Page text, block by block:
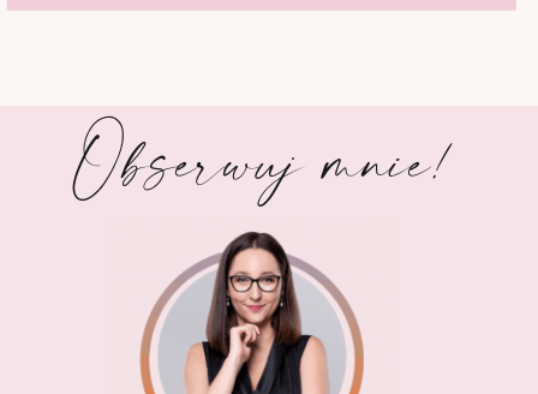
Obserwuj mnie!